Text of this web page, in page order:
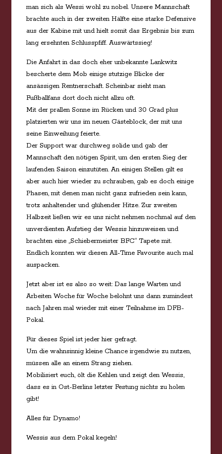
man sich als Wessi wohl zu nobel. Unsere Mannschaft
brachte auch in der zweiten Hälfte eine starke Defensive
aus der Kabine mit und hielt somit das Ergebnis bis zum
lang ersehnten Schlusspfiff. Auswärtssieg!
Die Anfahrt in das doch eher unbekannte Lankwitz
bescherte dem Mob einige stutzige Blicke der
ansässigen Rentnerschaft. Scheinbar sieht man
Fußballfans dort doch nicht allzu oft.
Mit der prallen Sonne im Rücken und 30 Grad plus
platzierten wir uns im neuen Gästeblock, der mit uns
seine Einweihung feierte.
Der Support war durchweg solide und gab der
Mannschaft den nötigen Spirit, um den ersten Sieg der
laufenden Saison einzutüten. An einigen Stellen gilt es
aber auch hier wieder zu schrauben, gab es doch einige
Phasen, mit denen man nicht ganz zufrieden sein kann,
trotz anhaltender und glühender Hitze. Zur zweiten
Halbzeit ließen wir es uns nicht nehmen nochmal auf den
unverdienten Aufstieg der Wessis hinzuweisen und
brachten eine „Schiebermeister BFC“ Tapete mit.
Endlich konnten wir diesen All-Time Favourite auch mal
auspacken.
Jetzt aber ist es also so weit: Das lange Warten und
Arbeiten Woche für Woche belohnt uns dann zumindest
nach Jahren mal wieder mit einer Teilnahme im DFB-
Pokal.
Für dieses Spiel ist jeder hier gefragt.
Um die wahnsinnig kleine Chance irgendwie zu nutzen,
müssen alle an einem Strang ziehen.
Mobilisiert euch, ölt die Kehlen und zeigt den Wessis,
dass es in Ost-Berlins letzter Festung nichts zu holen
gibt!
Alles für Dynamo!
Wessis aus dem Pokal kegeln!